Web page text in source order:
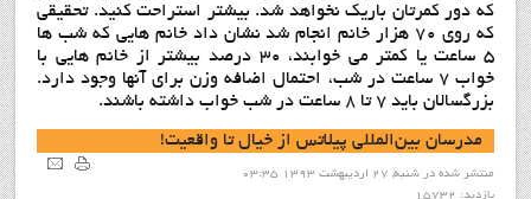
که دور کمرتان باریک نخواهد شد. بیشتر استراحت کنید. تحقیقی
که روی ۷۰ هزار خانم انجام شد نشان داد خانم هایی که شب ها
۵ ساعت یا کمتر می خوابند، ۳۰ درصد بیشتر از خانم هایی با
خواب ۷ ساعت در شب، احتمال اضافه وزن برای آنها وجود دارد.
بزرگسالان باید ۷ تا ۸ ساعت در شب خواب داشته باشند.
مدرسان بین‌المللی پیلاتس از خیال تا واقعیت!
منتشر شده در شنبه, 27 ارديبهشت 1393 03:35
بازدید: 15732